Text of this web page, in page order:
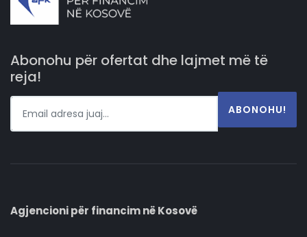
Abonohu për ofertat dhe lajmet më të
reja!
ABONOHU!
Agjencioni për financim në Kosovë